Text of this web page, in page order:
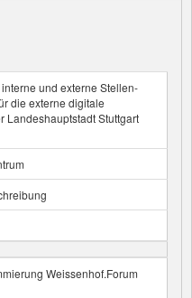
interne und externe Stellen-
die externe digitale
Landeshauptstadt Stuttgart
Weissenhof.Forum